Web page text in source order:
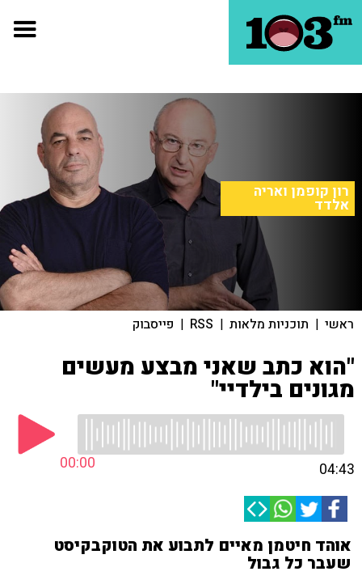
רון קופמן ואריה
אלדד
ראשי | תוכניות מלאות |
RSS
| פייסבוק
"הוא כתב שאני מבצע מעשים
מגונים בילדיי"
00:00 04:43
אוהד חיטמן מאיים לתבוע את הטוקבקיסט
שעבר כל גבול